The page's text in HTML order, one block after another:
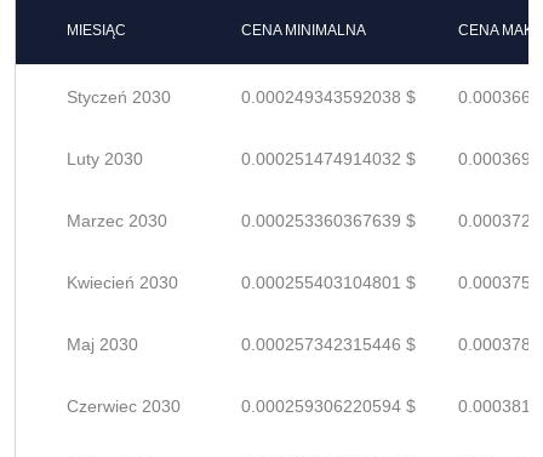
MIESIĄC CENA MINIMALNA CENA
Styczeń 2030 0.000249343592038 $
Luty 2030 0.000251474914032 $
Marzec 2030 0.000253360367639 $
Kwiecień 2030 0.000255403104801 $
Maj 2030 0.000257342315446 $
Czerwiec 2030 0.000259306220594 $